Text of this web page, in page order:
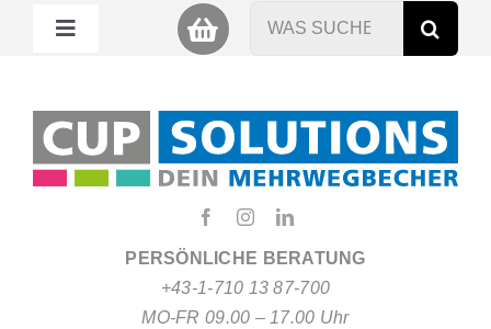
PERSÖNLICHE BERATUNG
+43-1-710 13 87-700
MO-FR 09.00 – 17.00 Uhr
Toggle
Miet Cup
Nachhaltigkeit
Suche